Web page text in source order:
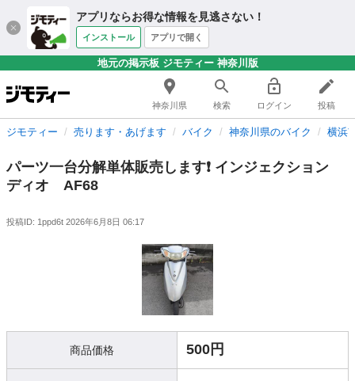
アプリならお得な情報を見逃さない！
インストール アプリで開く
地元の掲示板 ジモティー 神奈川版
神奈川県 検索 ログイン 投稿
ジモティー 売ります・あげます バイク 神奈川県のバイク 横浜
パーツ一台分解単体販売します❗ インジェクション
ディオ AF68
投稿ID: 1ppd6t 2026年6月8日 06:17
商品価格 500円